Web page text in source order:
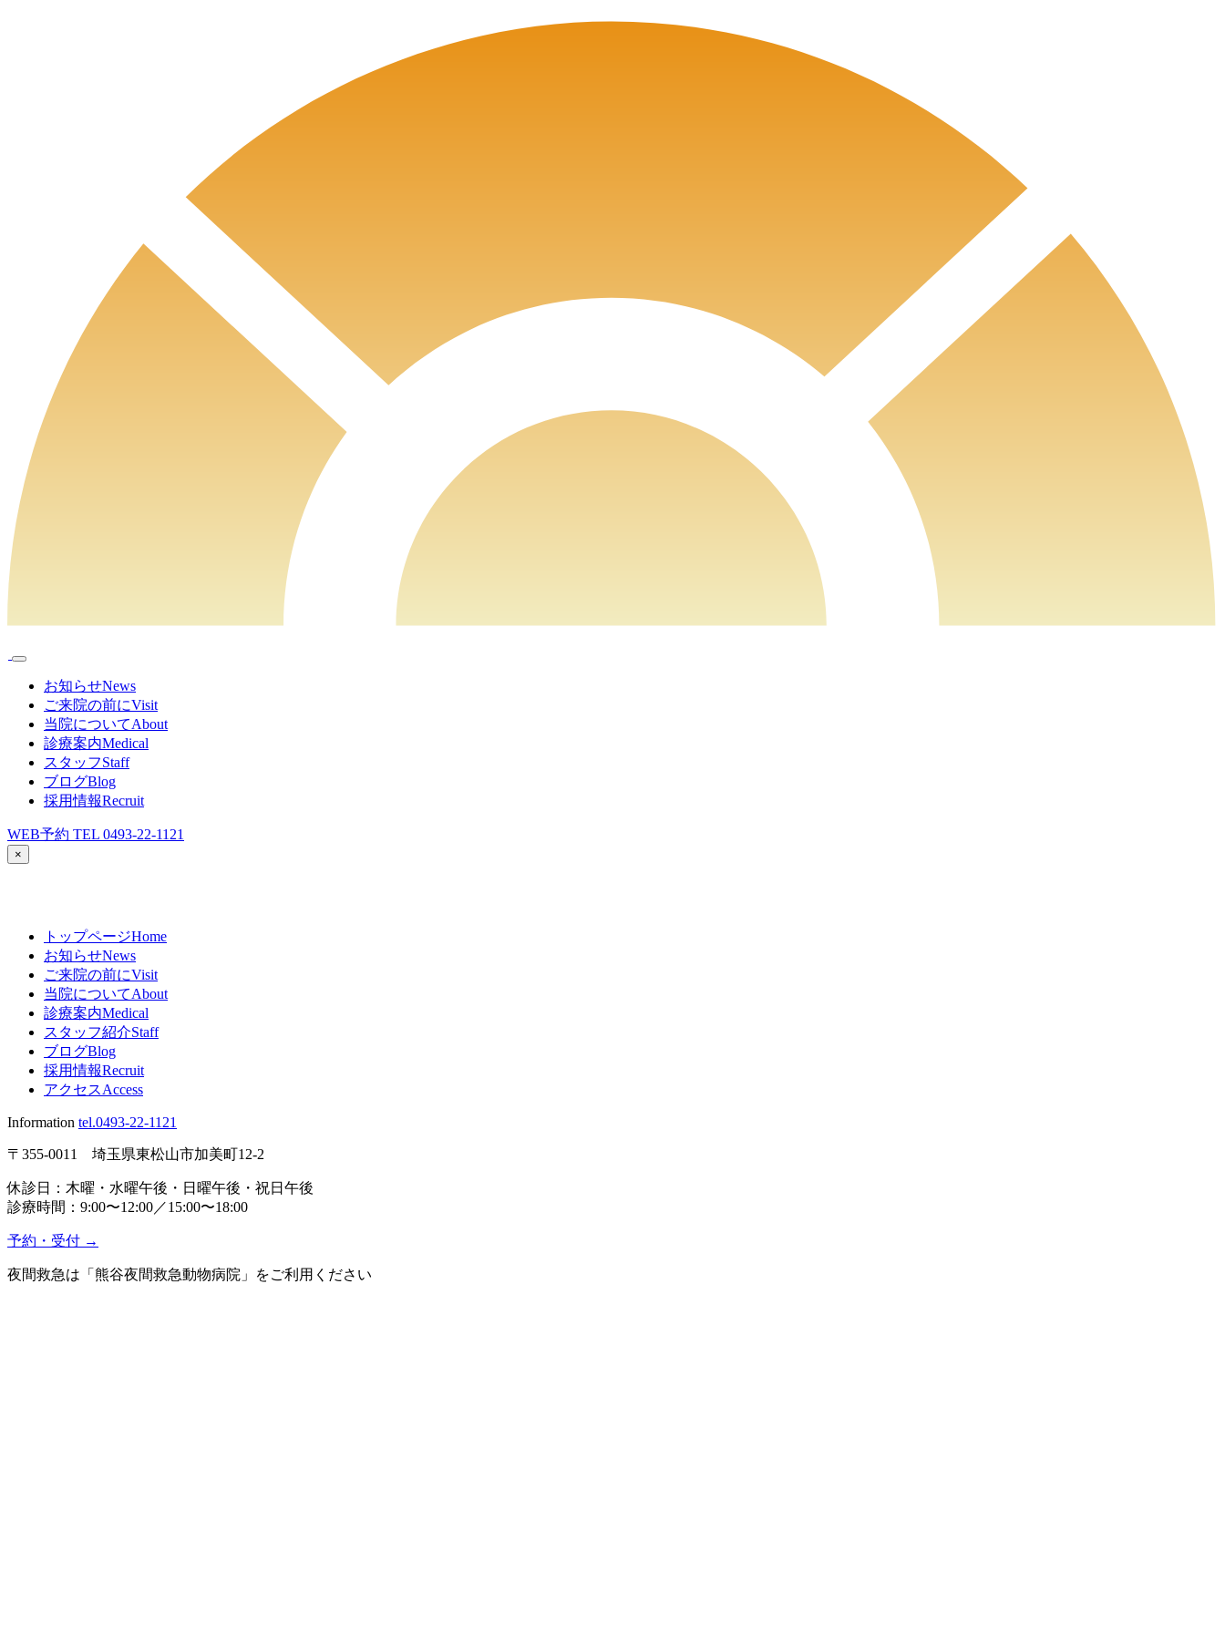
お知らせNews
ご来院の前にVisit
当院についてAbout
診療案内Medical
スタッフStaff
ブログBlog
採用情報Recruit
WEB予約 TEL 0493-22-1121
×
トップページHome
お知らせNews
ご来院の前にVisit
当院についてAbout
診療案内Medical
スタッフ紹介Staff
ブログBlog
採用情報Recruit
アクセスAccess
Information tel.0493-22-1121
〒355-0011 埼玉県東松山市加美町12-2
休診日：木曜・水曜午後・日曜午後・祝日午後
診療時間：9:00〜12:00／15:00〜18:00
予約・受付 →
夜間救急は「熊谷夜間救急動物病院」をご利用ください